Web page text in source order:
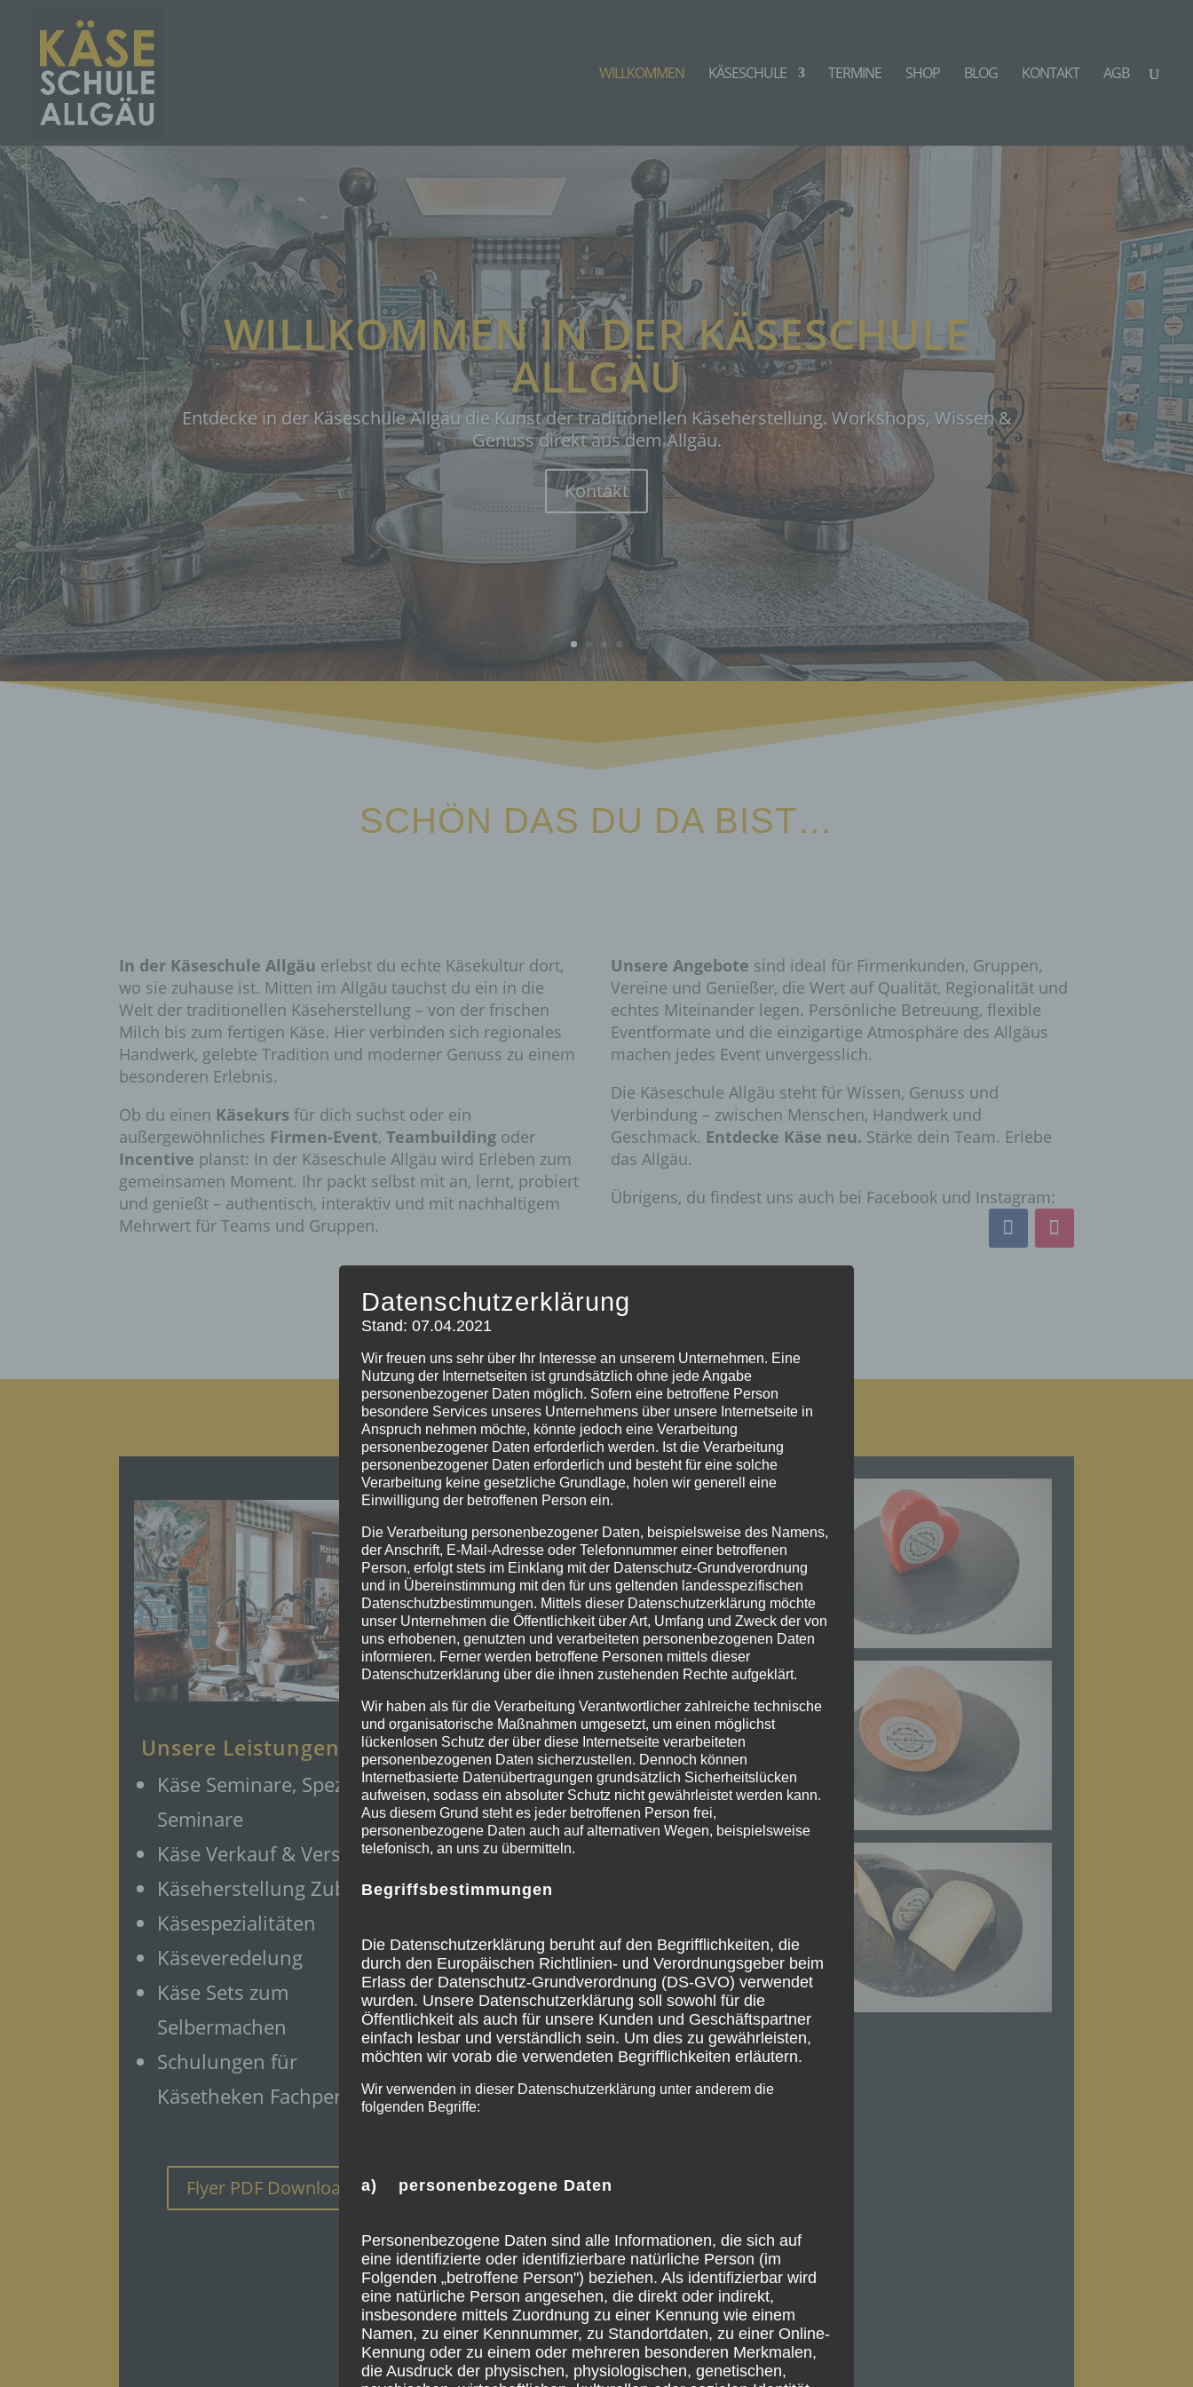
WILLKOMMEN KÄSESCHULE TERMINE SHOP BLOG KONTAKT AGB
WILLKOMMEN IN DER KÄSESCHULE
ALLGÄU
Entdecke in der Käseschule Allgäu die Kunst der traditionellen Käseherstellung. Workshops, Wissen &
Genuss direkt aus dem Allgäu.
Kontakt
SCHÖN DAS DU DA BIST…
In der Käseschule Allgäu erlebst du echte Käsekultur dort,
wo sie zuhause ist. Mitten im Allgäu tauchst du ein in die
Welt der traditionellen Käseherstellung – von der frischen
Milch bis zum fertigen Käse. Hier verbinden sich regionales
Handwerk, gelebte Tradition und moderner Genuss zu einem
besonderen Erlebnis.
Ob du einen Käsekurs für dich suchst oder ein
außergewöhnliches Firmen-Event,Teambuilding oder
Incentive planst: In der Käseschule Allgäu wird Erleben zum
gemeinsamen Moment. Ihr packt selbst mit an, lernt, probiert
und genießt – authentisch, interaktiv und mit nachhaltigem
Mehrwert für Teams und Gruppen.
Unsere Angebote sind ideal für Firmenkunden, Gruppen,
Vereine und Genießer, die Wert auf Qualität, Regionalität und
echtes Miteinander legen. Persönliche Betreuung, flexible
Eventformate und die einzigartige Atmosphäre des Allgäus
machen jedes Event unvergesslich.
Die Käseschule Allgäu steht für Wissen, Genuss und
Verbindung – zwischen Menschen, Handwerk und
Geschmack. Entdecke Käse neu. Stärke dein Team. Erlebe
das Allgäu.
Übrigens, du findest uns auch bei Facebook und Instagram:
ANGEBOTE/LEISTUNGEN
Unsere Leistungen
Käse Seminare, Spezial
Seminare
Käse Verkauf & Versand
Käseherstellung Zubehör
Käsespezialitäten
Käseveredelung
Käse Sets zum
Selbermachen
Schulungen für
Käsetheken Fachpersonal
Flyer PDF Download
Datenschutzerklärung
Stand: 07.04.2021
Wir freuen uns sehr über Ihr Interesse an unserem Unternehmen. Eine
Nutzung der Internetseiten ist grundsätzlich ohne jede Angabe
personenbezogener Daten möglich. Sofern eine betroffene Person
besondere Services unseres Unternehmens über unsere Internetseite in
Anspruch nehmen möchte, könnte jedoch eine Verarbeitung
personenbezogener Daten erforderlich werden. Ist die Verarbeitung
personenbezogener Daten erforderlich und besteht für eine solche
Verarbeitung keine gesetzliche Grundlage, holen wir generell eine
Einwilligung der betroffenen Person ein.
Die Verarbeitung personenbezogener Daten, beispielsweise des Namens,
der Anschrift, E-Mail-Adresse oder Telefonnummer einer betroffenen
Person, erfolgt stets im Einklang mit der Datenschutz-Grundverordnung
und in Übereinstimmung mit den für uns geltenden landesspezifischen
Datenschutzbestimmungen. Mittels dieser Datenschutzerklärung möchte
unser Unternehmen die Öffentlichkeit über Art, Umfang und Zweck der von
uns erhobenen, genutzten und verarbeiteten personenbezogenen Daten
informieren. Ferner werden betroffene Personen mittels dieser
Datenschutzerklärung über die ihnen zustehenden Rechte aufgeklärt.
Wir haben als für die Verarbeitung Verantwortlicher zahlreiche technische
und organisatorische Maßnahmen umgesetzt, um einen möglichst
lückenlosen Schutz der über diese Internetseite verarbeiteten
personenbezogenen Daten sicherzustellen. Dennoch können
Internetbasierte Datenübertragungen grundsätzlich Sicherheitslücken
aufweisen, sodass ein absoluter Schutz nicht gewährleistet werden kann.
Aus diesem Grund steht es jeder betroffenen Person frei,
personenbezogene Daten auch auf alternativen Wegen, beispielsweise
telefonisch, an uns zu übermitteln.
Begriffsbestimmungen
Die Datenschutzerklärung beruht auf den Begrifflichkeiten, die
durch den Europäischen Richtlinien- und Verordnungsgeber beim
Erlass der Datenschutz-Grundverordnung (DS-GVO) verwendet
wurden. Unsere Datenschutzerklärung soll sowohl für die
Öffentlichkeit als auch für unsere Kunden und Geschäftspartner
einfach lesbar und verständlich sein. Um dies zu gewährleisten,
möchten wir vorab die verwendeten Begrifflichkeiten erläutern.
Wir verwenden in dieser Datenschutzerklärung unter anderem die
folgenden Begriffe:
a) personenbezogene Daten
Personenbezogene Daten sind alle Informationen, die sich auf
eine identifizierte oder identifizierbare natürliche Person (im
Folgenden „betroffene Person") beziehen. Als identifizierbar wird
eine natürliche Person angesehen, die direkt oder indirekt,
insbesondere mittels Zuordnung zu einer Kennung wie einem
Namen, zu einer Kennnummer, zu Standortdaten, zu einer Online-
Kennung oder zu einem oder mehreren besonderen Merkmalen,
die Ausdruck der physischen, physiologischen, genetischen,